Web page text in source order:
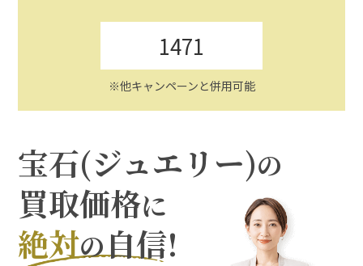
1471
※他キャンペーンと併用可能
宝石(ジュエリー)の
買取価格に
絶対の自信!